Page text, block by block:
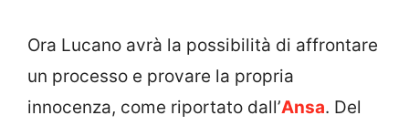
Ora Lucano avrà la possibilità di affrontare
un processo e provare la propria
innocenza, come riportato dall’Ansa. Del